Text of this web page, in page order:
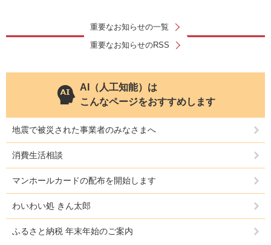
重要なお知らせの一覧
重要なお知らせのRSS
AI（人工知能）は
こんなページをおすすめします
地震で被災された事業者のみなさまへ
消費生活相談
マンホールカードの配布を開始します
わいわい処 きん太郎
ふるさと納税 年末年始のご案内